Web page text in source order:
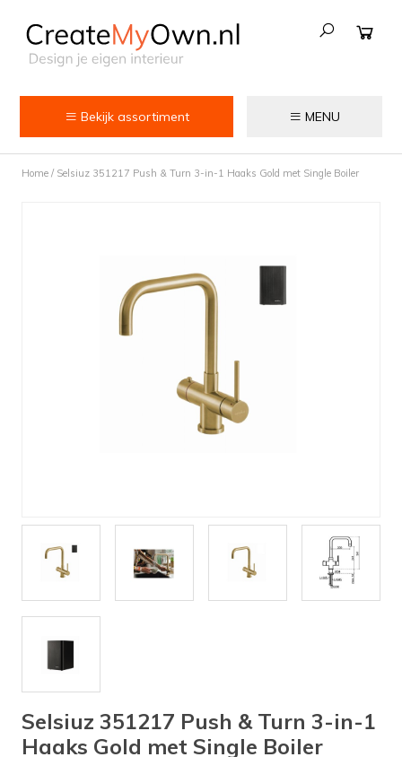
Bekijk assortiment
Zeepdispensers
Voedselrestenvermalers
Wastafels
MENU
Home/ Selsiuz 351217 Push & Turn 3-in-1 Haaks Gold met Single Boiler
Selsiuz 351217 Push & Turn 3-in-1
Haaks Gold met Single Boiler